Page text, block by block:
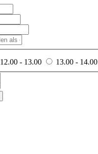
12.00 - 13.00 13.00 - 14.00